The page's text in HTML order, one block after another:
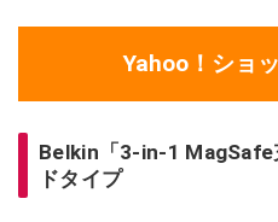
Yahoo！ショ
Belkin「3-in-1 MagSafe
ドタイプ